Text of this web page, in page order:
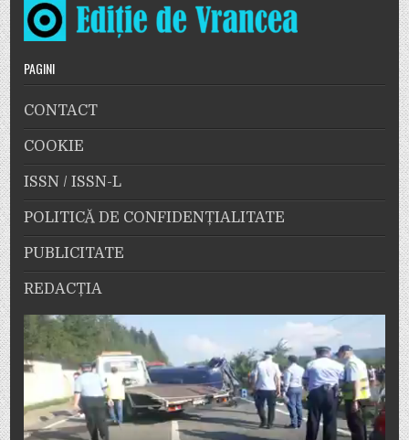
PAGINI
CONTACT
COOKIE
ISSN / ISSN-L
POLITICĂ DE CONFIDENȚIALITATE
PUBLICITATE
REDACȚIA